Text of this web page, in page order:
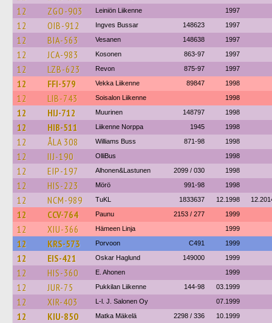
12 ZGO-903 Leiniön Liikenne 1997
12 OIB-912 Ingves Bussar 148623 1997
12 BIA-563 Vesanen 148638 1997
12 JCA-983 Kosonen 863-97 1997
12 LZB-623 Revon 875-97 1997
12 FFI-579 Vekka Liikenne 89847 1998
12 LIB-743 Soisalon Liikenne 1998
12 HIJ-712 Muurinen 148797 1998
12 HIB-511 Liikenne Norppa 1945 1998
12 ÅLA 308 Williams Buss 871-98 1998
12 IIJ-190 OlliBus 1998
12 EIP-197 Alhonen&Lastunen 2099 / 030 1998
12 HIS-223 Mörö 991-98 1998
12 NCM-989 TuKL 1833637 12.1998
12 CCV-764 Paunu 2153 / 277 1999
12 XIU-366 Hämeen Linja 1999
12 KRS-573 Porvoon C491 1999
12 EIS-421 Oskar Haglund 149000 1999
12 HIS-360 E. Ahonen 1999
12 JUR-75 Pukkilan Liikenne 144-98 03.1999
12 XIR-403 L-l. J. Salonen Oy 07.1999
12 KIU-850 Matka Mäkelä 2298 / 336 10.1999